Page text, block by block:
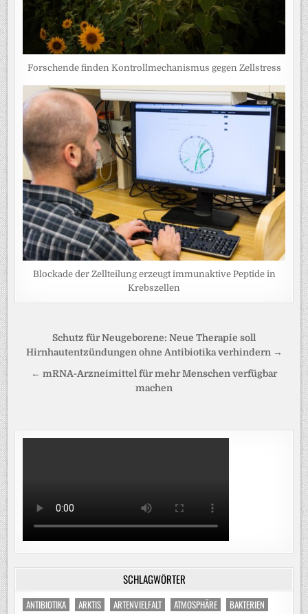
Forschende finden Kontrollmechanismus gegen Zellstress
Blockade der Zellteilung erzeugt immunaktive Peptide in
Krebszellen
Beitragsnavigation
Schutz für Neugeborene: Neue Therapie soll
Hirnhautentzündungen ohne Antibiotika verhindern →
← mRNA-Arzneimittel für mehr Menschen verfügbar
machen
SCHLAGWÖRTER
ANTIBIOTIKA ARKTIS ARTENVIELFALT ATMOSPHÄRE
BAKTERIEN